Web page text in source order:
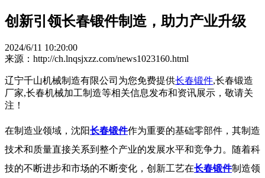
创新引领长春锻件制造，助力产业升级
2024/6/11 10:20:00
来源：http://ch.lnqsjxzz.com/news1023160.html
辽宁千山机械制造有限公司为您免费提供长春锻件,长春锻造
厂家,长春机械加工制造等相关信息发布和资讯展示，敬请关
注！
在制造业领域，沈阳长春锻件作为重要的基础零部件，其制造
技术和质量直接关系到整个产业的发展水平和竞争力。随着科
技的不断进步和市场的不断变化，创新工艺在长春锻件制造领